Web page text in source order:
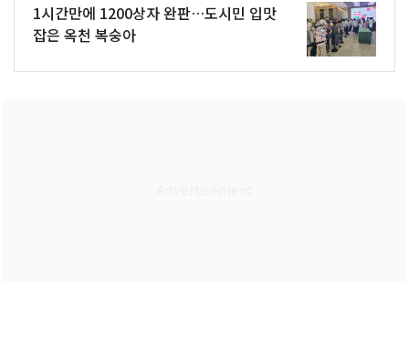
1시간만에 1200상자 완판…도시민 입맛
잡은 옥천 복숭아